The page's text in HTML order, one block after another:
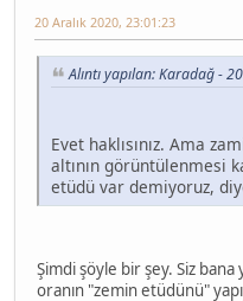
20 Aralık 2020, 23:01:23
Alıntı yapılan: Karadağ -
Evet haklısınız. Ama
altının görüntülenmesi
etüdü var demiyoruz,
Şimdi şöyle bir şey. Siz
oranın "zemin etüdünü"